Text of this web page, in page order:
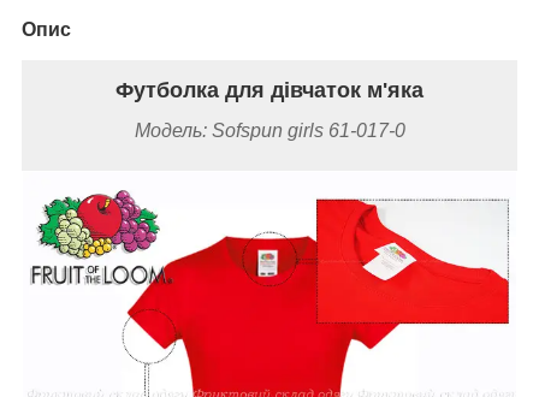
Опис
Футболка для дівчаток м'яка
Модель: Sofspun girls61-017-0